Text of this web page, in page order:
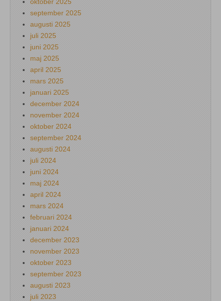
september 2025
augusti 2025
juli 2025
juni 2025
maj 2025
april 2025
mars 2025
januari 2025
december 2024
november 2024
oktober 2024
september 2024
augusti 2024
juli 2024
juni 2024
maj 2024
april 2024
mars 2024
februari 2024
januari 2024
december 2023
november 2023
oktober 2023
september 2023
augusti 2023
juli 2023